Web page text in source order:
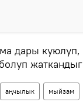
дары
аңчылык мыйзам